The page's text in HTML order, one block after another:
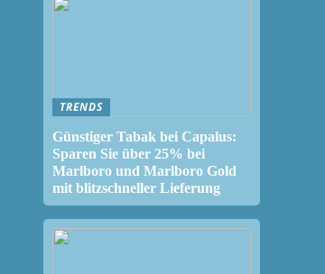
TRENDS
Günstiger Tabak bei Capalus:
Sparen Sie über 25% bei
Marlboro und Marlboro Gold
mit blitzschneller Lieferung